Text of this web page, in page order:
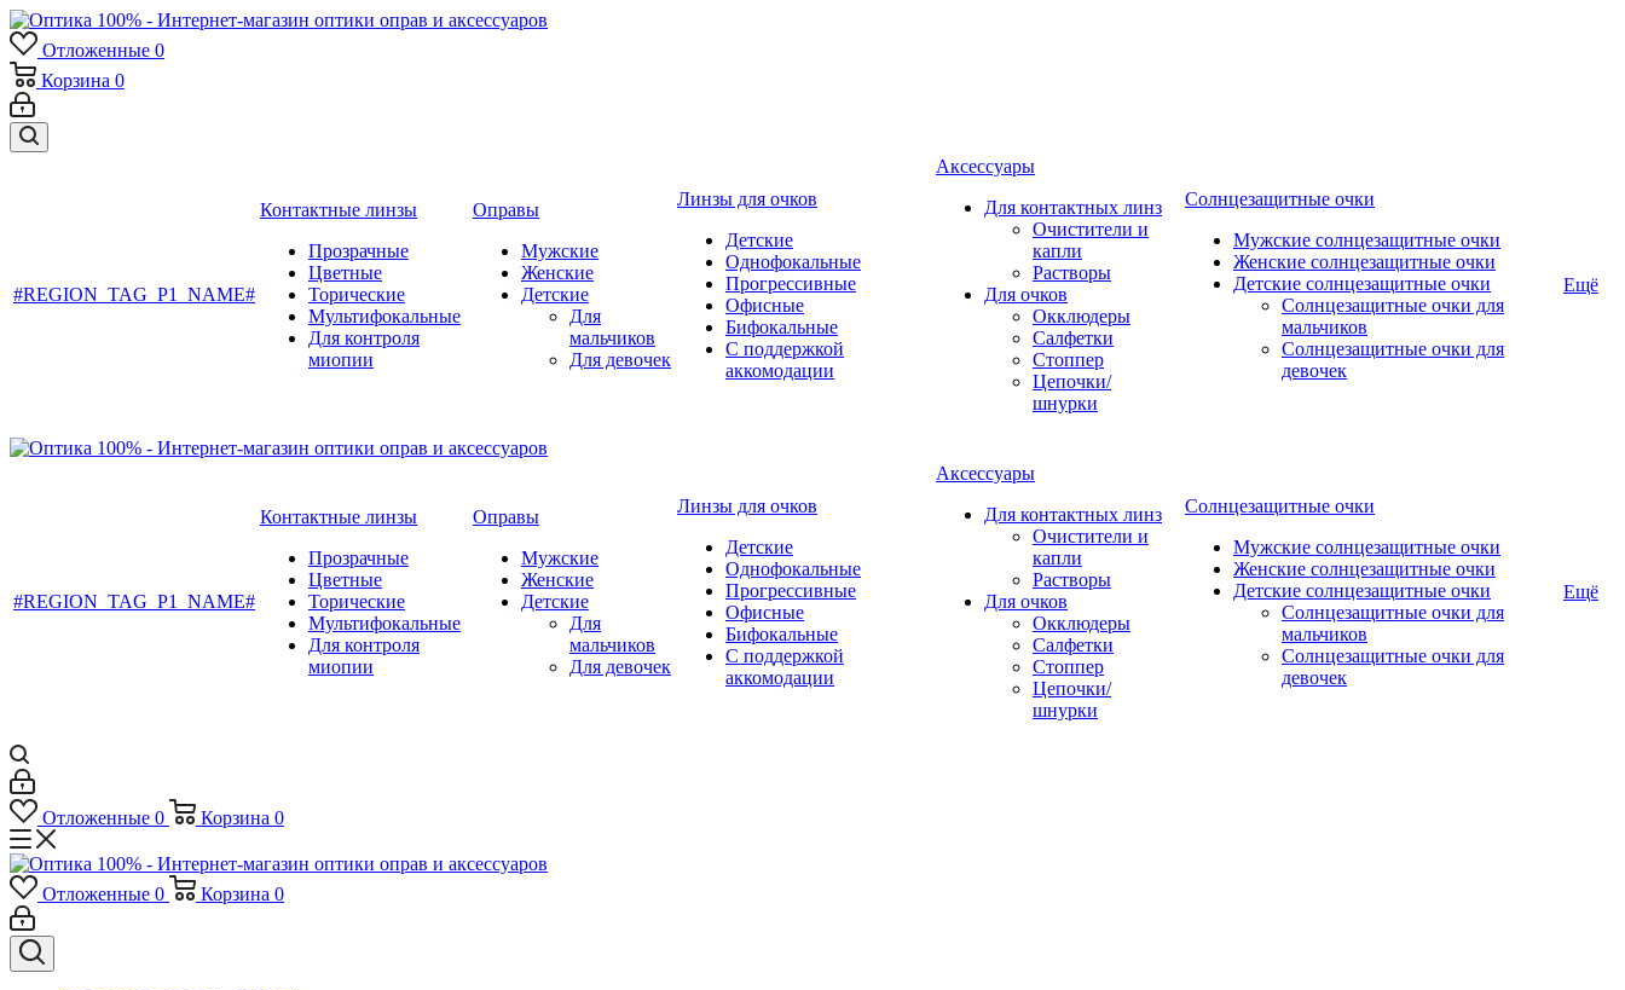
Отложенные 0
Корзина 0
#REGION_TAG_P1_NAME#
Контактные линзы
Прозрачные
Цветные
Торические
Мультифокальные
Для контроля
миопии
Оправы
Мужские
Женские
Детские
Для
мальчиков
Для девочек
Линзы для очков
Детские
Однофокальные
Прогрессивные
Офисные
Бифокальные
С поддержкой
аккомодации
Аксессуары
Для контактных линз
Очистители и
капли
Растворы
Для очков
Окклюдеры
Салфетки
Стоппер
Цепочки/
шнурки
Солнцезащитные очки
Мужские солнцезащитные очки
Женские солнцезащитные очки
Детские солнцезащитные очки
Солнцезащитные очки для
мальчиков
Солнцезащитные очки для
девочек
Ещё
#REGION_TAG_P1_NAME#
Контактные линзы
Прозрачные
Цветные
Торические
Мультифокальные
Для контроля
миопии
Оправы
Мужские
Женские
Детские
Для
мальчиков
Для девочек
Линзы для очков
Детские
Однофокальные
Прогрессивные
Офисные
Бифокальные
С поддержкой
аккомодации
Аксессуары
Для контактных линз
Очистители и
капли
Растворы
Для очков
Окклюдеры
Салфетки
Стоппер
Цепочки/
шнурки
Солнцезащитные очки
Мужские солнцезащитные очки
Женские солнцезащитные очки
Детские солнцезащитные очки
Солнцезащитные очки для
мальчиков
Солнцезащитные очки для
девочек
Ещё
Отложенные 0 Корзина 0
Отложенные 0 Корзина 0